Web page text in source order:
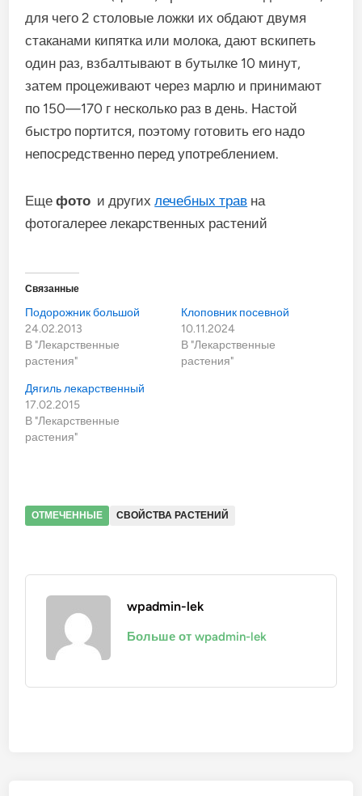
для чего 2 столовые ложки их обдают двумя
стаканами кипятка или молока, дают вскипеть
один раз, взбалтывают в бутылке 10 минут,
затем процеживают через марлю и принимают
по 150—170 г несколько раз в день. Настой
быстро портится, поэтому готовить его надо
непосредственно перед употреблением.
Ещефото и другихлечебных трав на
фотогалерее лекарственных растений
Связанные
Подорожник большой
24.02.2013
В "Лекарственные
растения"
Клоповник посевной
10.11.2024
В "Лекарственные
растения"
Дягиль лекарственный
17.02.2015
В "Лекарственные
растения"
ОТМЕЧЕННЫЕ СВОЙСТВА РАСТЕНИЙ
wpadmin-lek
Больше от wpadmin-lek